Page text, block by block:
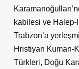
kabilesi ve
Trabzon’a
Hristiyan Kuman-
Türkleri, Doğu